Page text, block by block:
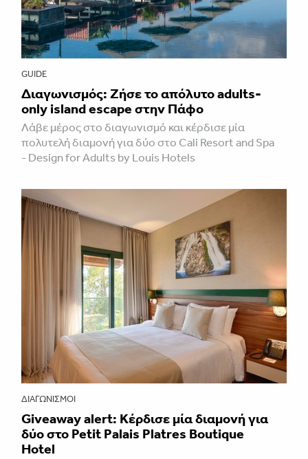
GUIDE
Διαγωνισμός: Ζήσε το απόλυτο adults-
only island escape στην Πάφο
Λάβε μέρος στο διαγωνισμό και κέρδισε μία
πολυτελή διαμονή για δύο στο Cali Resort and Spa
- Design for Adults by Louis Hotels
ΔΙΑΓΩΝΙΣΜΟΊ
Giveaway alert: Κέρδισε μία διαμονή για
δύο στο Petit Palais Platres Boutique
Hotel